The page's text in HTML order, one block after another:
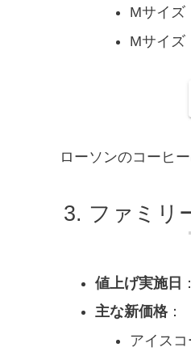
Mサイズ
Mサイズ
ローソンのコーヒ
ファミリ
値上げ実施日
主な新価格：
アイス